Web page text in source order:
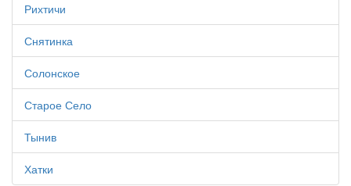
Рихтичи
Снятинка
Солонское
Старое Село
Тынив
Хатки